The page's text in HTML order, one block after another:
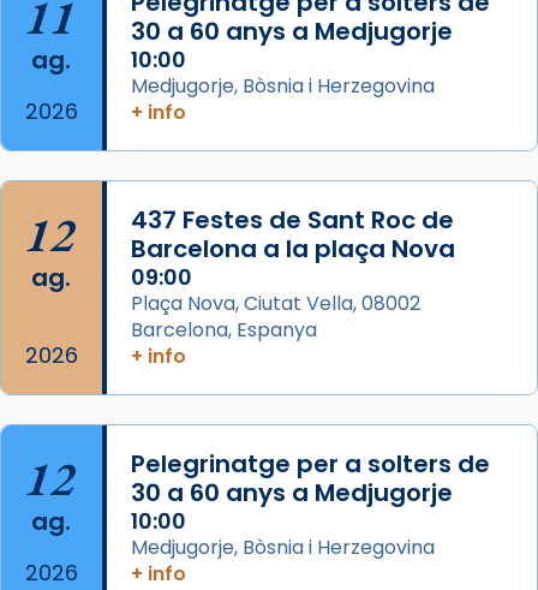
Mons. David Abadías.
📸 Dr. G. Simón
Photo
View on Facebook · Share
Arquebisbat de Barcelona
2 weeks ago
Memòria de les santes Juliana i
Semproniana, verges i màrtirs.
Acompanyant la història de sant Cugat, a
partir de l’Edat Mitjana sorgeix la tradició
que les santes Juliana (“relatiu a Júlia”) i
Semproniana (“relatiu a Semprònia =
eterna”) són deixebles seves. I l’any 1667, el
frare Joan Gaspar Roig, afirma en una obra
que les santes són filles de l’antiga Iluro.
Mataró en reivindicarà les relíquies fins que
11
ag.
2026
30 a 60 anys a Medjugorje
10:00
Medjugorje, Bòsnia i Herzegovina
+ info
12
ag.
2026
437 Festes de Sant Roc de
Barcelona a la plaça Nova
09:00
Plaça Nova, Ciutat Vella, 08002
Barcelona, Espanya
+ info
12
ag.
2026
Pelegrinatge per a solters de
30 a 60 anys a Medjugorje
10:00
Medjugorje, Bòsnia i Herzegovina
+ info